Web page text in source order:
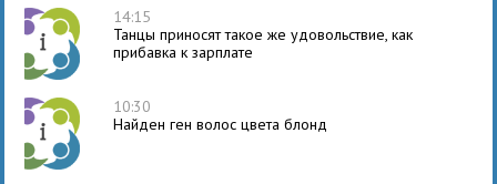
14:15
Танцы приносят такое же удовольствие, как
прибавка к зарплате
10:30
Найден ген волос цвета блонд